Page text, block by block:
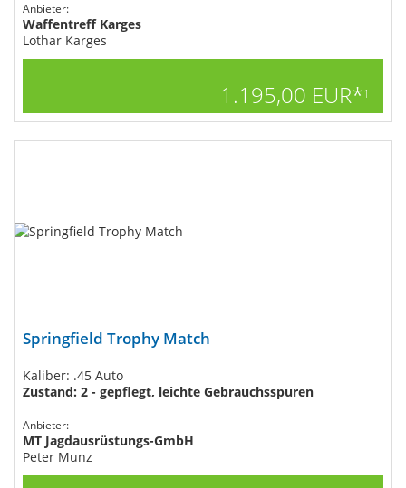
Anbieter:
Waffentreff Karges
Lothar Karges
1.195,00 EUR*1
Springfield Trophy Match
Kaliber: .45 Auto
Zustand: 2 - gepflegt, leichte Gebrauchsspuren
Anbieter:
MT Jagdausrüstungs-GmbH
Peter Munz